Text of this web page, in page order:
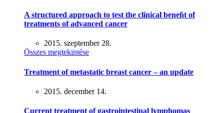
A structured approach to test the clinical beneﬁt of
treatments of advanced cancer
2015. szeptember 28.
Összes megtekintése
Treatment of metastatic breast cancer – an update
2015. december 14.
Current treatment of gastrointestinal lymphomas